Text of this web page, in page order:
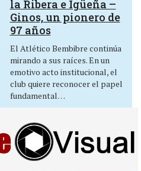
la Ribera e Igüeña –
Ginos, un pionero de
97 años
El Atlético Bembibre continúa
mirando a sus raíces. En un
emotivo acto institucional, el
club quiere reconocer el papel
fundamental…